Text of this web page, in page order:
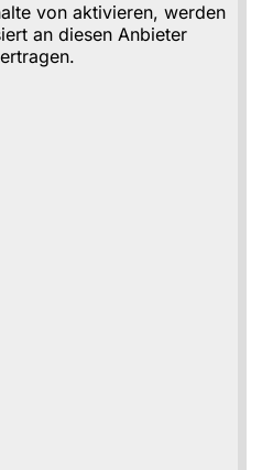
von aktivieren, werden
an diesen Anbieter